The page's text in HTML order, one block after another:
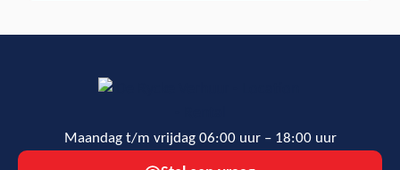
Maandag t/m vrijdag 06:00 uur – 18:00 uur